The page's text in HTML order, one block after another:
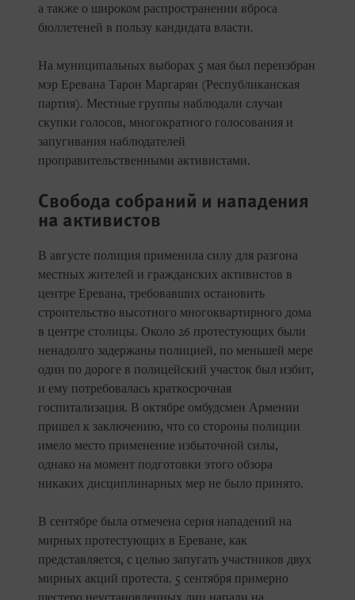
а также о широком распространении вброса
бюллетеней в пользу кандидата власти.
На муниципальных выборах 5 мая был переизбран
мэр Еревана Тарон Маргарян (Республиканская
партия). Местные группы наблюдали случаи
скупки голосов, многократного голосования и
запугивания наблюдателей
проправительственными активистами.
Свобода собраний и нападения
на активистов
В августе полиция применила силу для разгона
местных жителей и гражданских активистов в
центре Еревана, требовавших остановить
строительство высотного многоквартирного дома
в центре столицы. Около 26 протестующих были
ненадолго задержаны полицией, по меньшей мере
один по дороге в полицейский участок был избит,
и ему потребовалась краткосрочная
госпитализация. В октябре омбудсмен Армении
пришел к заключению, что со стороны полиции
имело место применение избыточной силы,
однако на момент подготовки этого обзора
никаких дисциплинарных мер не было принято.
В сентябре была отмечена серия нападений на
мирных протестующих в Ереване, как
представляется, с целью запугать участников двух
мирных акций протеста. 5 сентября примерно